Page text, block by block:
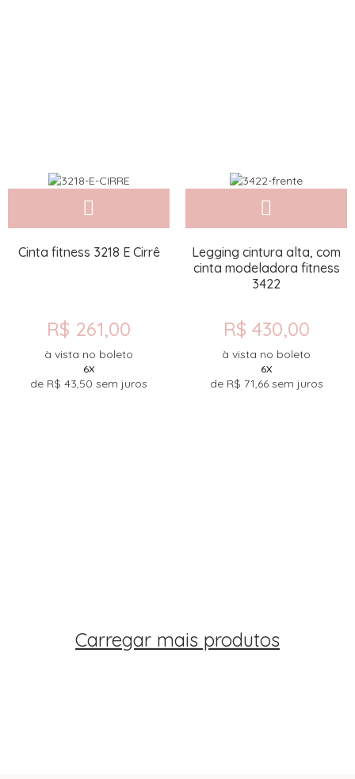
Cinta fitness 3218 E Cirrê
R$ 261,00
à vista no boleto
6X
de R$ 43,50 sem juros
Legging cintura alta, com
cinta modeladora fitness
3422
R$ 430,00
à vista no boleto
6X
de R$ 71,66sem juros
Carregar mais produtos